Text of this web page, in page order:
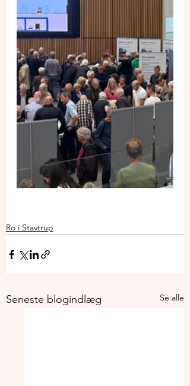
Ro i Stavtrup
Seneste blogindlæg Se alle